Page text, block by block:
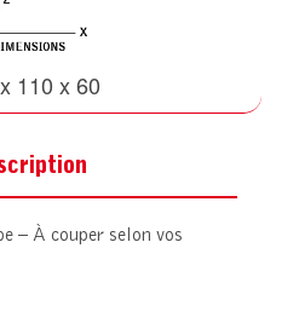
110 x 60
– À couper selon vos